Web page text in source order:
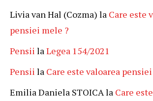
Livia van Hal (Cozma) la Care este
pensiei mele ?
Pensii la Legea 154/2021
Pensii la Care este valoarea
Emilia Daniela STOICA la Care